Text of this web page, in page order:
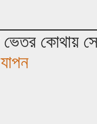
ভেতর কোথায়